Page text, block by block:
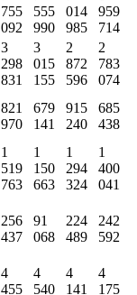
755
092
555
990
014
985
959
714
3
298
831
3
015
155
2
872
596
2
783
074
821
970
679
141
915
240
685
438
1
519
763
1
150
663
1
294
324
1
400
041
256
437
91
068
224
489
242
592
4
455
4
540
4
141
4
175